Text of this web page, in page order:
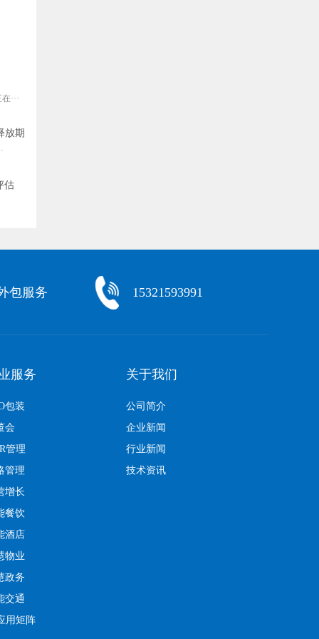
···
放期
估
包服务 15321593991
服务
包装
会
管理
管理
增长
餐饮
酒店
物业
政务
交通
用矩阵
关于我们
公司简介
企业新闻
行业新闻
技术资讯